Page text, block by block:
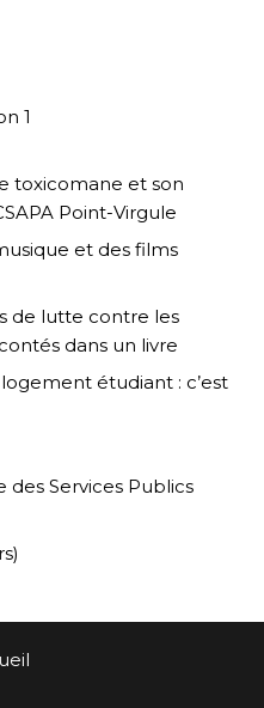
1
toxicomane et son
Point-Virgule
et des films
de lutte contre les
dans un livre
étudiant : c’est
des Services Publics